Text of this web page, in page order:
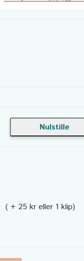
( + 25 kr eller 1 klip)